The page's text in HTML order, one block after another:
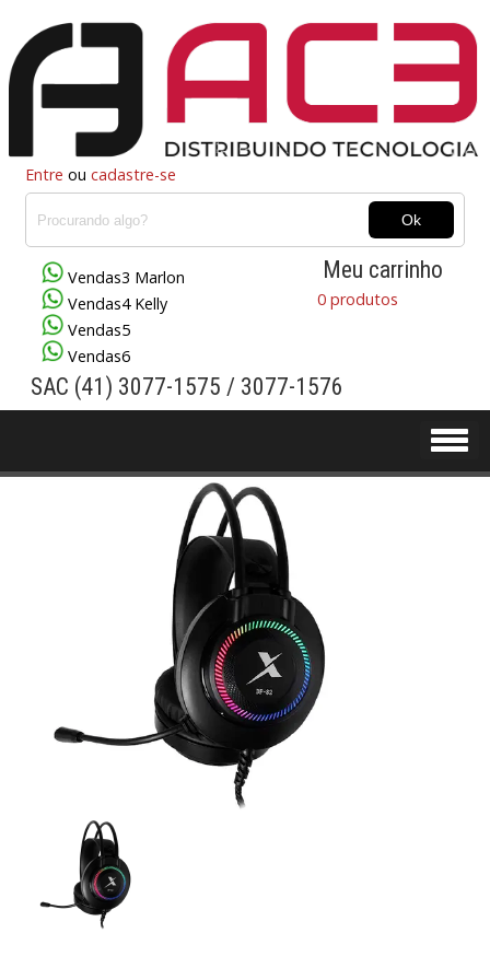
Entre ou cadastre-se
Vendas3 Marlon
Vendas4 Kelly
Vendas5
Vendas6
Meu carrinho
0 produtos
SAC (41) 3077-1575 / 3077-1576